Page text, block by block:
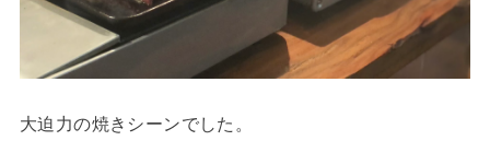
大迫力の焼きシーンでした。